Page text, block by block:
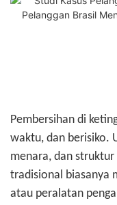
Pembersihan di
waktu, dan berisiko.
menara, dan
tradisional biasanya
atau peralatan